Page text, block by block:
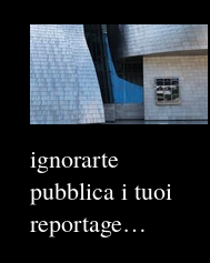
ignorarte
pubblica i tuoi
reportage